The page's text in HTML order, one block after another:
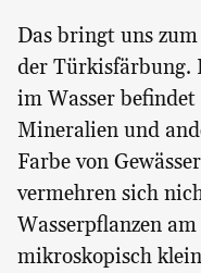
Das bringt uns
der Türkisfärbung.
im Wasser
Mineralien und
Farbe von
vermehren sich
Wasserpflanzen
mikroskopisch